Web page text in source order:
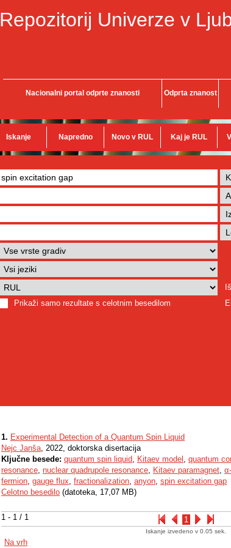
Repozitorij Univerze v
Nacionalni portal odprte znanosti Odprta znanost
Iskanje Napredno Novo v RUL Kaj je RUL
Prikaži samo rezultate s celotnim besedilom
1 - 1 / 1 1
1. Experimental Detection of a Quantum Spin Liquid
Nejc Janša, 2022, doktorska disertacija
Ključne besede: quantum spin liquid, Kitaev model , quantum
resonance, nuclear quadrupole resonance, Kitaev paramagnet,
fermion, gauge flux, fractionalization, anyon, spin excitation gap
Celotno besedilo (datoteka, 17,07 MB)
Iskanje izvedeno v 0.05 sek.
Na vrh